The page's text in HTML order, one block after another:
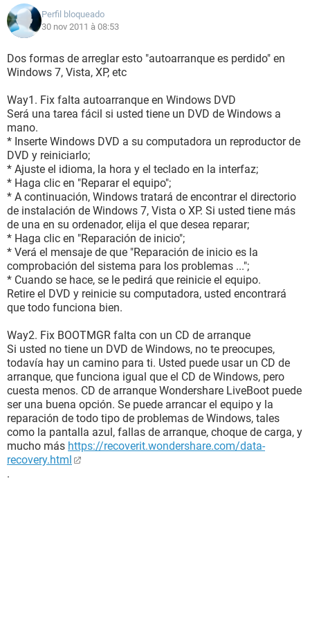
Perfil bloqueado
30 nov 2011 à 08:53
Dos formas de arreglar esto "autoarranque es perdido" en
Windows 7, Vista, XP, etc
Way1. Fix falta autoarranque en Windows DVD
Será una tarea fácil si usted tiene un DVD de Windows a
mano.
* Inserte Windows DVD a su computadora un reproductor de
DVD y reiniciarlo;
* Ajuste el idioma, la hora y el teclado en la interfaz;
* Haga clic en "Reparar el equipo";
* A continuación, Windows tratará de encontrar el directorio
de instalación de Windows 7, Vista o XP. Si usted tiene más
de una en su ordenador, elija el que desea reparar;
* Haga clic en "Reparación de inicio";
* Verá el mensaje de que "Reparación de inicio es la
comprobación del sistema para los problemas ...";
* Cuando se hace, se le pedirá que reinicie el equipo.
Retire el DVD y reinicie su computadora, usted encontrará
que todo funciona bien.
Way2. Fix BOOTMGR falta con un CD de arranque
Si usted no tiene un DVD de Windows, no te preocupes,
todavía hay un camino para ti. Usted puede usar un CD de
arranque, que funciona igual que el CD de Windows, pero
cuesta menos. CD de arranque Wondershare LiveBoot puede
ser una buena opción. Se puede arrancar el equipo y la
reparación de todo tipo de problemas de Windows, tales
como la pantalla azul, fallas de arranque, choque de carga, y
mucho más https://recoverit.wondershare.com/data-
recovery.html
.